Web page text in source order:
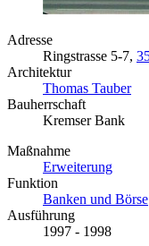
Adresse
Ringstrasse 5-7,
Architektur
Thomas Tauber
Bauherrschaft
Kremser Bank
Maßnahme
Erweiterung
Funktion
Banken und Börse
Ausführung
1997 - 1998